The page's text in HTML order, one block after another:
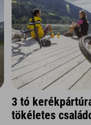
3 tó
tökéletes